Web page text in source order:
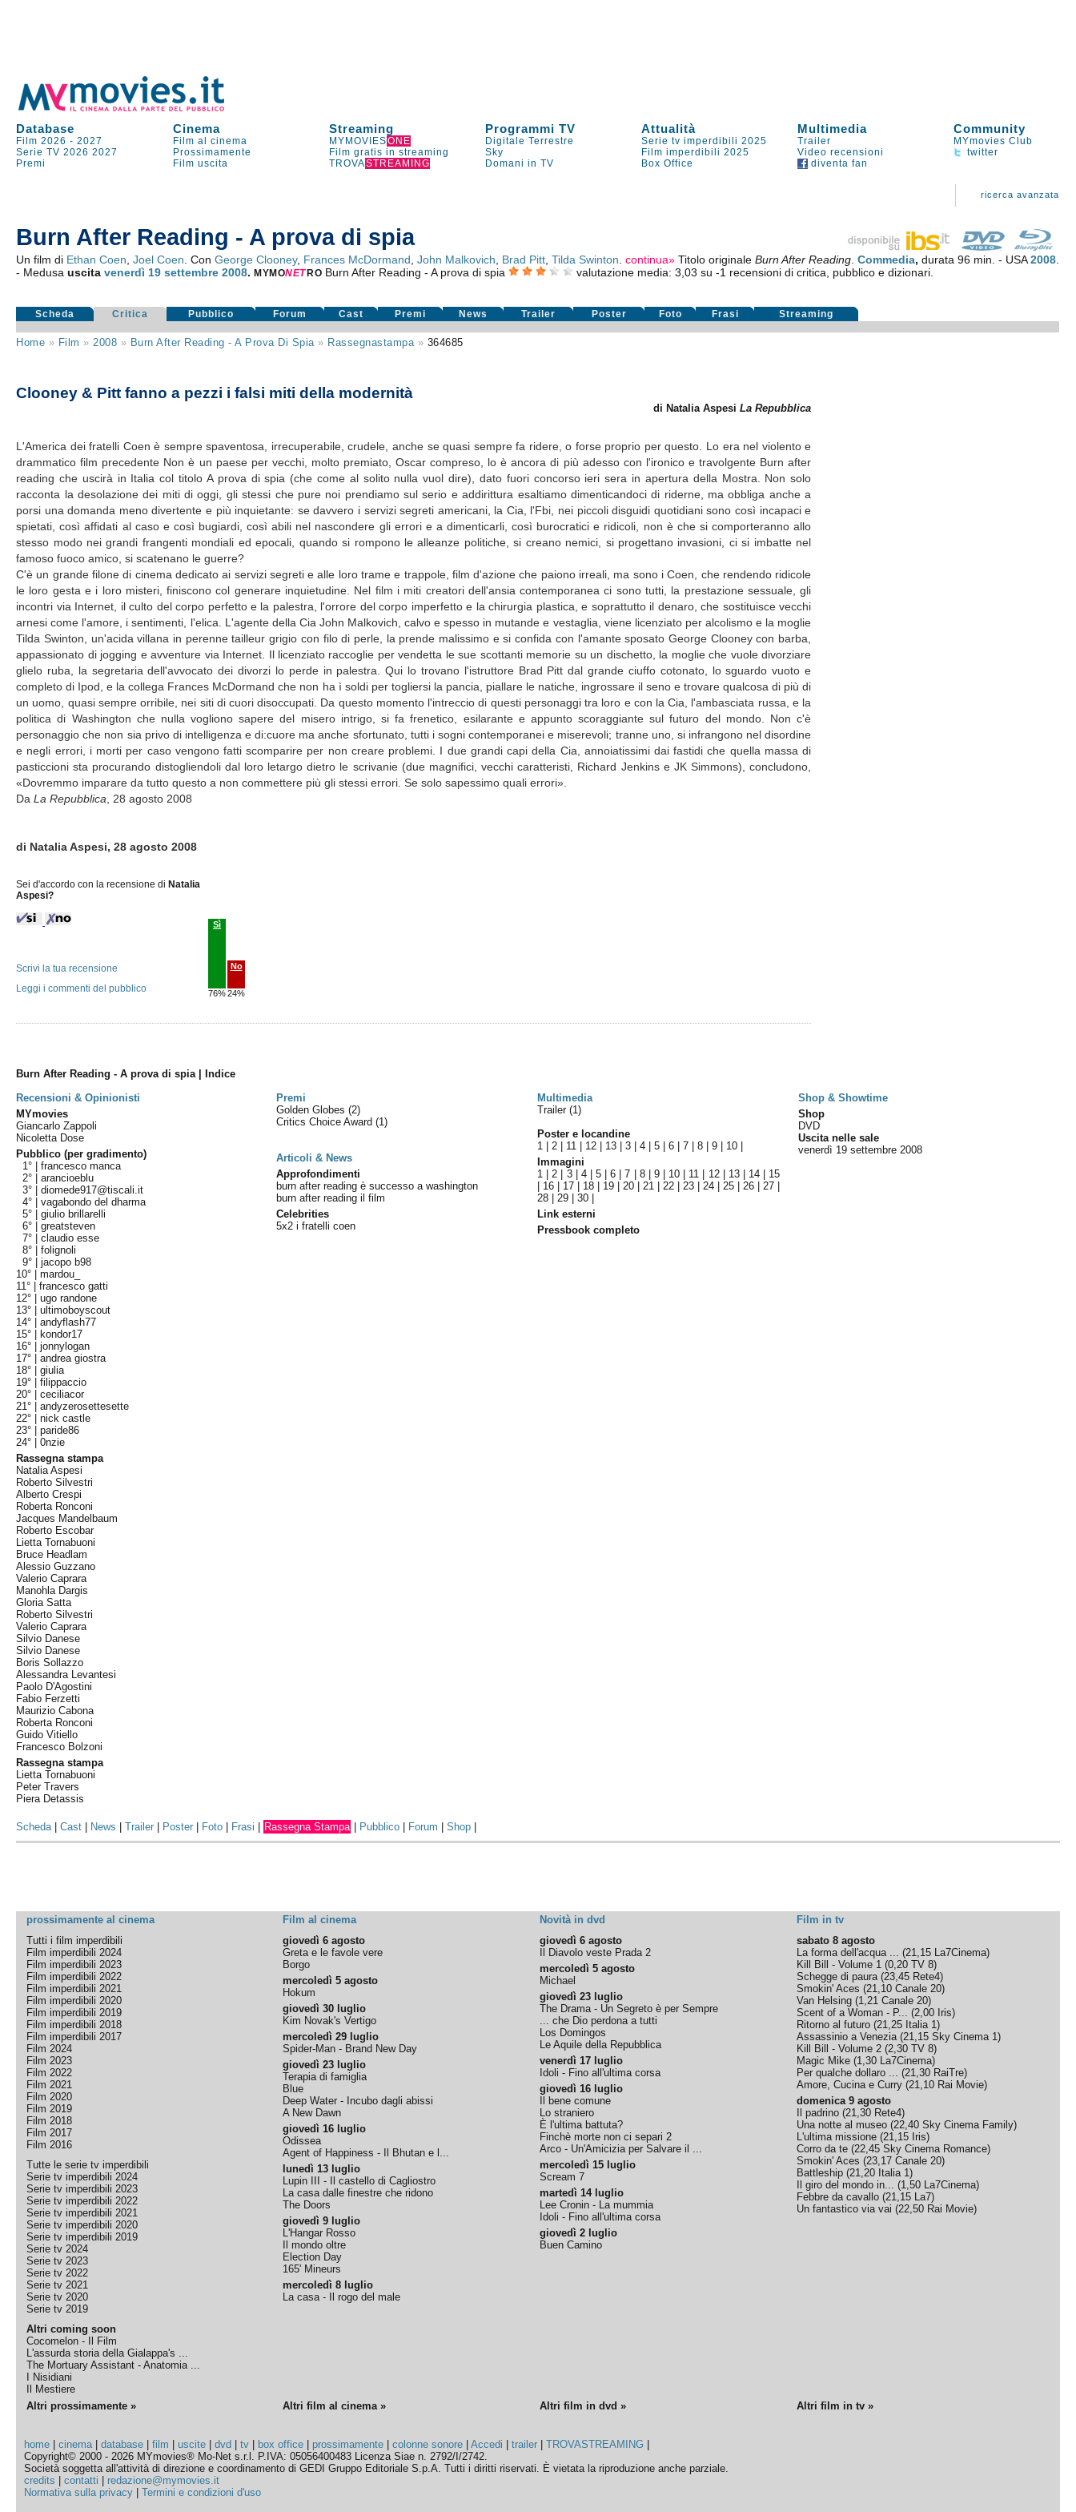
Database Cinema Streaming Programmi TV Attualità Multimedia Community
Film 2026 -2027 Film al cinema MYMOVIESONE Digitale Terrestre Serie tv imperdibili 2025 Trailer
MYmovies Club
Serie TV 2026 2027 Prossimamente Film gratis in streaming Sky Film imperdibili 2025 Video recensioni
twitter
Premi
Film uscita TROVASTREAMING Domani in TV Box Office diventa fan
ricerca avanzata
Burn After Reading - A prova di spia
Un film di Ethan Coen ,Joel Coen . ConGeorge Clooney, Frances McDormand ,John Malkovich Brad Pitt ,Tilda Swinton .continua» Titolo originaleBurn After Reading .Commedia,durata 96 min. - USA2008
- Medusauscitavenerdì 19 settembre 2008.MYMONET RO Burn After Reading - A prova di spia valutazione media: 3,03 su -1 recensioni di critica, pubblico e dizionari.
Scheda Critica Pubblico Forum Cast Premi News Trailer Poster Foto Frasi Streaming
Home » Film » 2008 » Burn After Reading - A Prova Di Spia» Rassegnastampa» 364685
Clooney & Pitt fanno a pezzi i falsi miti della modernità
di Natalia AspesiLa Repubblica
L'America dei fratelli Coen è sempre spaventosa, irrecuperabile, crudele, anche se quasi sempre fa ridere, o forse proprio per questo. Lo era nel violento e
drammatico film precedente Non è un paese per vecchi, molto premiato, Oscar compreso, lo è ancora di più adesso con l'ironico e travolgente Burn after
reading che uscirà in Italia col titolo A prova di spia (che come al solito nulla vuol dire), dato fuori concorso ieri sera in apertura della Mostra. Non solo
racconta la desolazione dei miti di oggi, gli stessi che pure noi prendiamo sul serio e addirittura esaltiamo dimenticandoci di riderne, ma obbliga anche a
porsi una domanda meno divertente e più inquietante: se davvero i servizi segreti americani, la Cia, l'Fbi, nei piccoli disguidi quotidiani sono così incapaci e
spietati, così affidati al caso e così bugiardi, così abili nel nascondere gli errori e a dimenticarli, così burocratici e ridicoli, non è che si comporteranno allo
stesso modo nei grandi frangenti mondiali ed epocali, quando si rompono le alleanze politiche, si creano nemici, si progettano invasioni, ci si imbatte nel
famoso fuoco amico, si scatenano le guerre?
C'è un grande filone di cinema dedicato ai servizi segreti e alle loro trame e trappole, film d'azione che paiono irreali, ma sono i Coen, che rendendo ridicole
le loro gesta e i loro misteri, finiscono col generare inquietudine. Nel film i miti creatori dell'ansia contemporanea ci sono tutti, la prestazione sessuale, gli
incontri via Internet, il culto del corpo perfetto e la palestra, l'orrore del corpo imperfetto e la chirurgia plastica, e soprattutto il denaro, che sostituisce vecchi
arnesi come l'amore, i sentimenti, l'elica. L'agente della Cia John Malkovich, calvo e spesso in mutande e vestaglia, viene licenziato per alcolismo e la moglie
Tilda Swinton, un'acida villana in perenne tailleur grigio con filo di perle, la prende malissimo e si confida con l'amante sposato George Clooney con barba,
appassionato di jogging e avventure via Internet. Il licenziato raccoglie per vendetta le sue scottanti memorie su un dischetto, la moglie che vuole divorziare
glielo ruba, la segretaria dell'avvocato dei divorzi lo perde in palestra. Qui lo trovano l'istruttore Brad Pitt dal grande ciuffo cotonato, lo sguardo vuoto e
completo di Ipod, e la collega Frances McDormand che non ha ì soldi per togliersi la pancia, piallare le natiche, ingrossare il seno e trovare qualcosa di più di
un uomo, quasi sempre orribile, nei siti di cuori disoccupati. Da questo momento l'intreccio di questi personaggi tra loro e con la Cia, l'ambasciata russa, e la
politica di Washington che nulla vogliono sapere del misero intrigo, si fa frenetico, esilarante e appunto scoraggiante sul futuro del mondo. Non c'è
personaggio che non sia privo di intelligenza e di:cuore ma anche sfortunato, tutti i sogni contemporanei e miserevoli; tranne uno, si infrangono nel disordine
e negli errori, i morti per caso vengono fatti scomparire per non creare problemi. I due grandi capi della Cia, annoiatissimi dai fastidi che quella massa di
pasticcioni sta procurando distogliendoli dal loro letargo dietro le scrivanie (due magnifici, vecchi caratteristi, Richard Jenkins e JK Simmons), concludono,
«Dovremmo imparare da tutto questo a non commettere più gli stessi errori. Se solo sapessimo quali errori».
DaLa Repubblica , 28 agosto 2008
di Natalia Aspesi, 28 agosto 2008
Sei d'accordo con la recensione di Natalia
Aspesi?
Sì
76%
No
24%
Scrivi la tua recensione
Leggi i commenti del pubblico
Burn After Reading - A prova di spia | Indice
Recensioni & Opinionisti
Premi Multimedia
Shop & Showtime
MYmovies
Giancarlo Zappoli
Nicoletta Dose
Pubblico (per gradimento)
1° |francesco manca
2° |arancioeblu
3° |diomede917@tiscali.it
4° |vagabondo del dharma
5° |giulio brillarelli
6° |greatsteven
7° |claudio esse
8° |folignoli
9° |jacopo b98
10° |mardou_
11° |francesco gatti
12° |ugo randone
13° |ultimoboyscout
14° |andyflash77
15° |
kondor17
16° |jonnylogan
17° |andrea giostra
18° |giulia
19° |filippaccio
20° |ceciliacor
21° |andyzerosettesette
22° |nick castle
23° |paride86
24° |0nzie
Rassegna stampa
Natalia Aspesi
Roberto Silvestri
Alberto Crespi
Roberta Ronconi
Jacques Mandelbaum
Roberto Escobar
Lietta Tornabuoni
Bruce Headlam
Alessio Guzzano
Valerio Caprara
Manohla Dargis
Gloria Satta
Roberto Silvestri
Valerio Caprara
Silvio Danese
Silvio Danese
Boris Sollazzo
Alessandra Levantesi
Paolo D'Agostini
Fabio Ferzetti
Maurizio Cabona
Roberta Ronconi
Guido Vitiello
Francesco Bolzoni
Rassegna stampa
Lietta Tornabuoni
Peter Travers
Piera Detassis
Golden Globes(2)
Critics Choice Award(1)
Articoli & News
Approfondimenti
burn after reading è successo a washington
burn after reading il film
Celebrities
5x2 i fratelli coen
Trailer (1)
Poster e locandine
1 |2 11 12 13 |3 |4 |5 |6 |7 |8 |9 10
Immagini
1 |2 3| 4|5 |6 |7 8| 9| 10 11 12| 13| 14
15
16 17 18 19 |20 |21 |22 |23 |24 |25 |26 |27
28 |29 |30
Link esterni
Pressbook completo
Shop
DVD
Uscita nelle sale
venerdì 19 settembre 2008
Scheda|Cast News |Trailer Poster Foto Frasi Rassegna Stampa Pubblico Forum |Shop
prossimamente al cinema Film al cinema Novità in dvd
Film in tv
Tutti i film imperdibili
Film imperdibili 2024
Film imperdibili 2023
Film imperdibili 2022
Film imperdibili 2021
Film imperdibili 2020
Film imperdibili 2019
Film imperdibili 2018
Film imperdibili 2017
Film 2024
Film 2023
Film 2022
Film 2021
Film 2020
Film 2019
Film 2018
Film 2017
Film 2016
Tutte le serie tv imperdibili
Serie tv imperdibili 2024
Serie tv imperdibili 2023
Serie tv imperdibili 2022
Serie tv imperdibili 2021
Serie tv imperdibili 2020
Serie tv imperdibili 2019
Serie tv 2024
Serie tv 2023
Serie tv 2022
Serie tv 2021
Serie tv 2020
Serie tv 2019
Altri coming soon
Cocomelon - Il Film
L'assurda storia della Gialappa's ...
The Mortuary Assistant - Anatomia ...
I Nisidiani
Il Mestiere
giovedì 6 agosto
Greta e le favole vere
Borgo
mercoledì 5 agosto
Hokum
giovedì 30 luglio
Kim Novak's Vertigo
mercoledì 29 luglio
Spider-Man - Brand New Day
giovedì 23 luglio
Terapia di famiglia
Blue
Deep Water - Incubo dagli abissi
A New Dawn
giovedì 16 luglio
Odissea
Agent of Happiness - Il Bhutan e l...
lunedì 13 luglio
Lupin III - Il castello di Cagliostro
La casa dalle finestre che ridono
The Doors
giovedì 9 luglio
L'Hangar Rosso
Il mondo oltre
Election Day
165' Mineurs
mercoledì 8 luglio
La casa - Il rogo del male
giovedì 6 agosto
Il Diavolo veste Prada 2
mercoledì 5 agosto
Michael
giovedì 23 luglio
The Drama - Un Segreto è per Sempre
... che Dio perdona a tutti
Los Domingos
Le Aquile della Repubblica
venerdì 17 luglio
Idoli - Fino all'ultima corsa
giovedì 16 luglio
Il bene comune
Lo straniero
È l'ultima battuta?
Finchè morte non ci separi 2
Arco - Un'Amicizia per Salvare il ...
mercoledì 15 luglio
Scream 7
martedì 14 luglio
Lee Cronin - La mummia
Idoli - Fino all'ultima corsa
giovedì 2 luglio
Buen Camino
sabato 8 agosto
La forma dell'acqua ... (21,15 La7Cinema)
Kill Bill - Volume 1 (0,20 TV 8)
Schegge di paura(23,45 Rete4)
Smokin' Aces (21,10 Canale 20)
Van Helsing (1,21 Canale 20)
Scent of a Woman - P... (2,00 Iris)
Ritorno al futuro (21,25 Italia 1)
Assassinio a Venezia(21,15 Sky Cinema 1)
Kill Bill - Volume 2 (2,30 TV 8)
Magic Mike (1,30 La7Cinema)
Per qualche dollaro ... (21,30 RaiTre)
Amore, Cucina e Curry (21,10 Rai Movie)
domenica 9 agosto
Il padrino (21,30 Rete4)
Una notte al museo (22,40 Sky Cinema Family)
L'ultima missione (21,15 Iris)
Corro da te (22,45 Sky Cinema Romance)
Smokin' Aces (23,17 Canale 20)
Battleship (21,20 Italia 1)
Il giro del mondo in... (1,50 La7Cinema)
Febbre da cavallo (21,15 La7)
Un fantastico via vai (22,50 Rai Movie)
Altri prossimamente » Altri film al cinema » Altri film in dvd » Altri film in tv »
home |cinema|database |film |uscite |dvd |tv box office prossimamente |colonne sonore |Accedi |trailer |TROVASTREAMING
Copyright© 2000 - 2026 MYmovies® Mo-Net s.r.l. P.IVA: 05056400483 Licenza Siae n. 2792/I/2742.
Società soggetta all'attività di direzione e coordinamento di GEDI Gruppo Editoriale S.p.A. Tutti i diritti riservati. È vietata la riproduzione anche parziale.
credits |contatti
redazione@mymovies.it
Normativa sulla privacy |Termini e condizioni d'uso